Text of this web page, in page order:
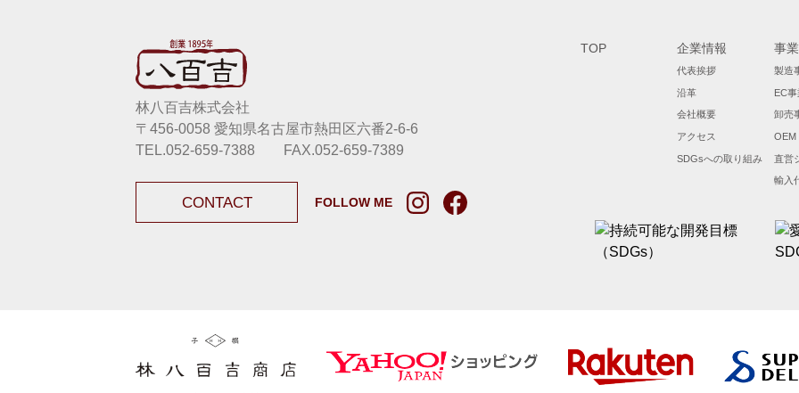
林八百吉株式会社
〒456-0058 愛知県名古屋市熱田区六番2-6-6
TEL.052-659-7388 FAX.052-659-7389
CONTACT FOLLOW ME
TOP 企業情報
代表挨拶
沿革
会社概要
アクセス
SDGsへの取り組み
事
製造
EC事
卸売
OEM
直営
輸入